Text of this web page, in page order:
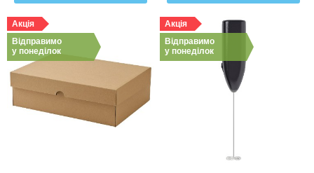
Акція
Відправимо
у понеділок
Акція
Відправимо
у понеділок